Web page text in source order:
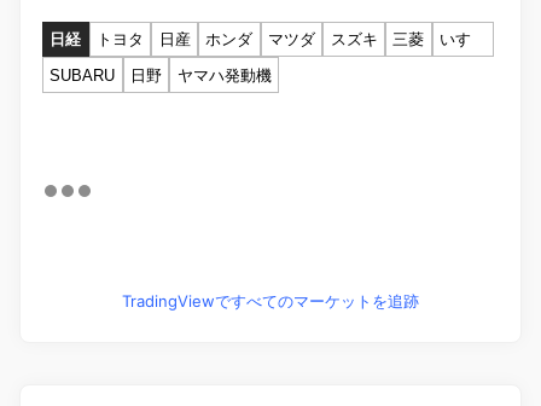
日経 トヨタ 日産 ホンダ マツダ スズキ 三菱
いすゞ
SUBARU
日野 ヤマハ発動機
TradingViewですべてのマーケットを追跡